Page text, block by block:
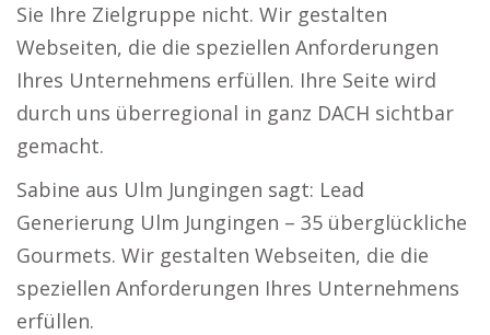
Sie Ihre Zielgruppe nicht. Wir gestalten
Webseiten, die die speziellen Anforderungen
Ihres Unternehmens erfüllen. Ihre Seite wird
durch uns überregional in ganz DACH sichtbar
gemacht.
Sabine aus Ulm Jungingen sagt: Lead
Generierung Ulm Jungingen – 35 überglückliche
Gourmets. Wir gestalten Webseiten, die die
speziellen Anforderungen Ihres Unternehmens
erfüllen.